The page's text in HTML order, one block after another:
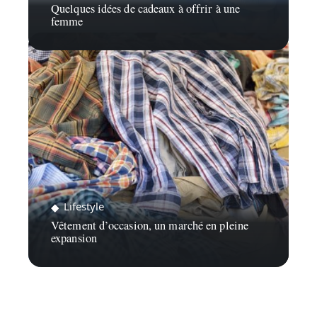
Quelques idées de cadeaux à offrir à une
femme
Lifestyle
Vêtement d’occasion, un marché en pleine
expansion